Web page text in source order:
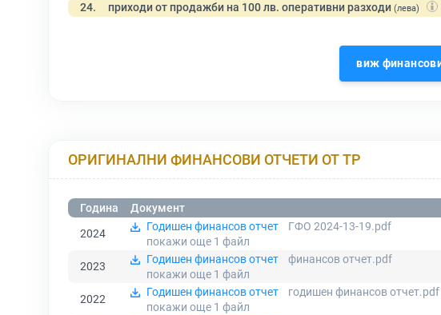
24. приходи от продажби на 100 лв. оперативни разходи (лева)
виж
ОРИГИНАЛНИ ФИНАНСОВИ ОТЧЕТИ ОТ ТР
Година
Документ
2024
Годишен финансов отчет
ГФО 2024-13-19.pdf
покажи още 1 файл
2023
Годишен финансов отчет
финансов отчет.pdf
покажи още 1 файл
2022
Годишен финансов отчет
годишен финансов отчет.pdf
покажи още 1 файл